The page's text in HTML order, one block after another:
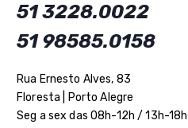
51 3228.0022
51 98585.0158
Rua Ernesto Alves, 83
Floresta | Porto Alegre
Seg a sex das 08h-12h / 13h-18h